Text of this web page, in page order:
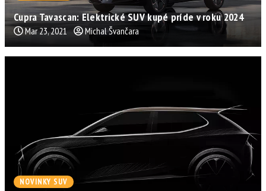
Cupra Tavascan: Elektrické SUV kupé príde v roku 2024
Mar 23, 2021 Michal Švančara
NOVINKY SUV